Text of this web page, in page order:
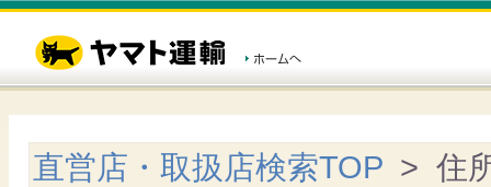
直営店・取扱店検索TOP > 住